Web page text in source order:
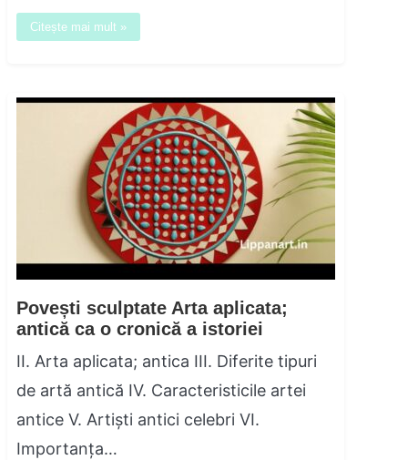
Citește mai mult »
Povești sculptate Arta aplicata;
antică ca o cronică a istoriei
II. Arta aplicata; antica III. Diferite tipuri
de artă antică IV. Caracteristicile artei
antice V. Artiști antici celebri VI.
Importanța…